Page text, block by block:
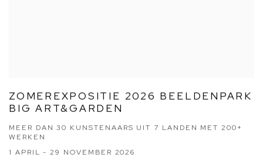
ZOMEREXPOSITIE 2026 BEELDENPARK
BIG ART&GARDEN
MEER DAN 30 KUNSTENAARS UIT 7 LANDEN MET 200+
WERKEN
1 APRIL - 29 NOVEMBER 2026